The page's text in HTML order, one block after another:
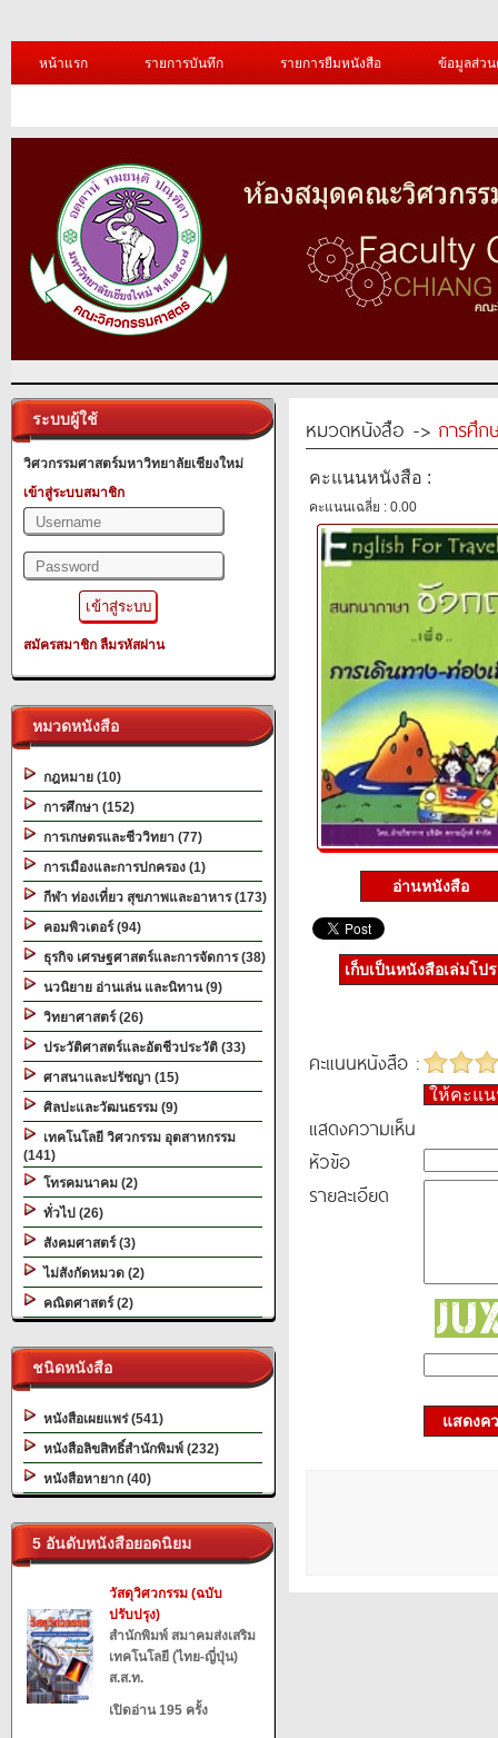
หน้าแรก รายการบันทึก รายการยืมหนังสือ ข้อมูลส่ว
ระบบผู้ใช้
วิศวกรรมศาสตร์มหาวิทยาลัยเชียงใหม่
เข้าสู่ระบบสมาชิก
สมัครสมาชิก ลืมรหัสผ่าน
หมวดหนังสือ
กฎหมาย (10)
การศึกษา (152)
การเกษตรและชีววิทยา (77)
การเมืองและการปกครอง (1)
กีฬา ท่องเที่ยว สุขภาพและอาหาร (173)
คอมพิวเตอร์ (94)
ธุรกิจ เศรษฐศาสตร์และการจัดการ (38)
นวนิยาย อ่านเล่น และนิทาน (9)
วิทยาศาสตร์ (26)
ประวัติศาสตร์และอัตชีวประวัติ (33)
ศาสนาและปรัชญา (15)
ศิลปะและวัฒนธรรม (9)
เทคโนโลยี วิศวกรรม อุตสาหกรรม
(141)
โทรคมนาคม (2)
ทั่วไป (26)
สังคมศาสตร์ (3)
ไม่สังกัดหมวด (2)
คณิตศาสตร์ (2)
ชนิดหนังสือ
หนังสือเผยแพร่ (541)
หนังสือลิขสิทธิ์สำนักพิมพ์ (232)
หนังสือหายาก (40)
5 อันดับหนังสือยอดนิยม
วัสดุวิศวกรรม (ฉบับ
ปรับปรุง)
สำนักพิมพ์ สมาคมส่งเสริม
เทคโนโลยี (ไทย-ญี่ปุ่น)
ส.ส.ท.
เปิดอ่าน 195 ครั้ง
หมวดหนังสือ -> การศึก
คะแนนหนังสือ :
คะแนนเฉลี่ย : 0.00
อ่านหนังสือ
เก็บเป็นหนังสือเล่มโป
คะแนนหนังสือ :
ให้คะแ
แสดงความเห็น
หัวข้อ
รายละเอียด
แสดงค